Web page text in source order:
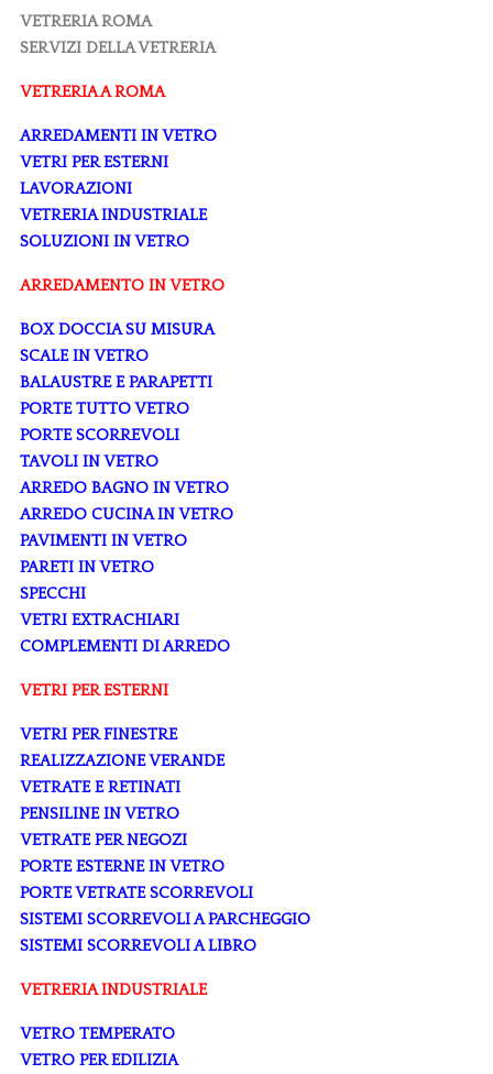
VETRERIA ROMA
SERVIZI DELLA VETRERIA
VETRERIA A ROMA
ARREDAMENTI IN VETRO
VETRI PER ESTERNI
LAVORAZIONI
VETRERIA INDUSTRIALE
SOLUZIONI IN VETRO
ARREDAMENTO IN VETRO
BOX DOCCIA SU MISURA
SCALE IN VETRO
BALAUSTRE E PARAPETTI
PORTE TUTTO VETRO
PORTE SCORREVOLI
TAVOLI IN VETRO
ARREDO BAGNO IN VETRO
ARREDO CUCINA IN VETRO
PAVIMENTI IN VETRO
PARETI IN VETRO
SPECCHI
VETRI EXTRACHIARI
COMPLEMENTI DI ARREDO
VETRI PER ESTERNI
VETRI PER FINESTRE
REALIZZAZIONE VERANDE
VETRATE E RETINATI
PENSILINE IN VETRO
VETRATE PER NEGOZI
PORTE ESTERNE IN VETRO
PORTE VETRATE SCORREVOLI
SISTEMI SCORREVOLI A PARCHEGGIO
SISTEMI SCORREVOLI A LIBRO
VETRERIA INDUSTRIALE
VETRO TEMPERATO
VETRO PER EDILIZIA